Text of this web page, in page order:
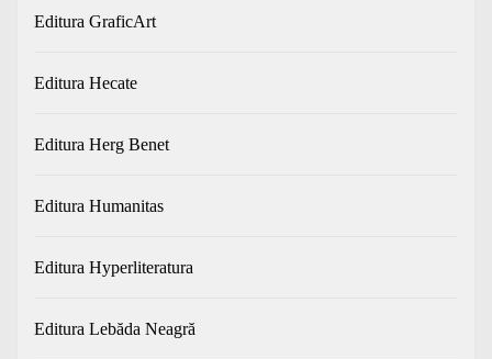
Editura GraficArt
Editura Hecate
Editura Herg Benet
Editura Humanitas
Editura Hyperliteratura
Editura Lebăda Neagră